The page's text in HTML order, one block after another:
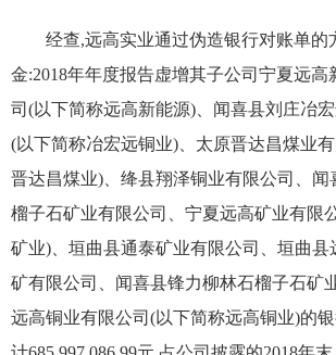
经查,远高实业通过伪造银行对账单的
金:2018年年度报告虚增其子公司宁夏远高
司(以下简称远高新能源)、闻喜县刘庄冶
(以下简称冶宏远铜业)、太原晋达昌煤业
晋达昌煤业)、绛县翔泽铜业有限公司、闻
榴子石矿业有限公司、宁夏远高矿业有限
矿业)、垣曲县通泰矿业有限公司、垣曲县
矿有限公司、闻喜县锋力柳林石榴子石矿
远高铜业有限公司(以下简称远高铜业)的